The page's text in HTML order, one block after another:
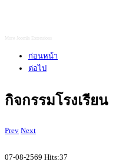
More Joomla Extensions
ก่อนหน้า
ต่อไป
กิจกรรมโรงเรียน
Prev Next
07-08-2569 Hits:37